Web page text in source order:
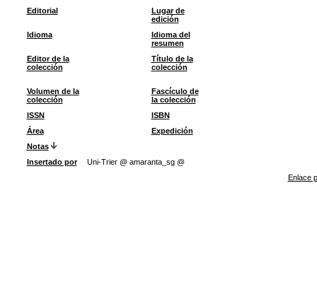
Editorial
Lugar de
edición
Idioma
Idioma del
resumen
Editor de la
colección
Título de la
colección
Volumen de la
colección
Fascículo de
la colección
ISSN
ISBN
Área
Expedición
Notas
Insertado por
Uni-Trier @ amaranta_sg @
Enlace